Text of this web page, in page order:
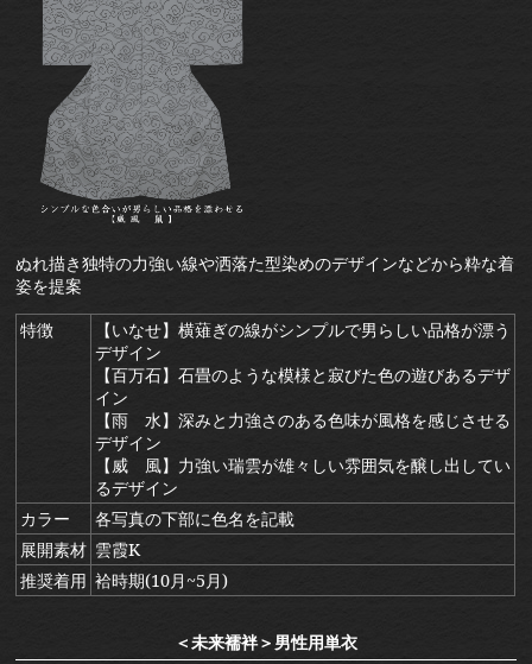
ぬれ描き独特の力強い線や洒落た型染めのデザインなどから粋な着
姿を提案
特徴
【いなせ】横薙ぎの線がシンプルで男らしい品格が漂う
デザイン
【百万石】石畳のような模様と寂びた色の遊びあるデザ
イン
【雨 水】深みと力強さのある色味が風格を感じさせる
デザイン
【威 風】力強い瑞雲が雄々しい雰囲気を醸し出してい
るデザイン
カラー
各写真の下部に色名を記載
展開素材 雲霞K
推奨着用 袷時期(10月~5月)
＜未来襦袢＞男性用単衣